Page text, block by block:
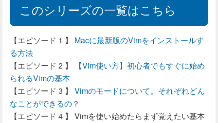
このシリーズの一覧はこちら
Macに最新版のVimをインストールす
る方法
【Vim使い方】初心者でもすぐに始め
られるVimの基本
Vimのモードについて。それぞれどん
なことができるの？
Vimを使い始めたらまず覚えたい基本